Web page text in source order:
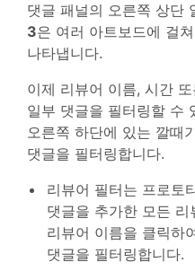
댓글 패널의 오른쪽 상단
3은 여러 아트보드에 걸
나타냅니다.
이제 리뷰어 이름, 시간
일부 댓글을 필터링할 수
오른쪽 하단에 있는 깔때
댓글을 필터링합니다.
리뷰어 필터는 프로토
댓글을 추가한 모든
리뷰어 이름을 클릭하
댓글을 필터링합니다.